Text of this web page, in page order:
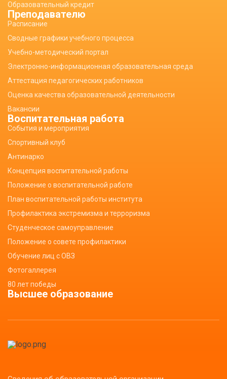
Образовательный кредит
Преподавателю
Расписание
Сводные графики учебного процесса
Учебно-методический портал
Электронно-информационная образовательная среда
Аттестация педагогических работников
Оценка качества образовательной деятельности
Вакансии
Воспитательная работа
События и мероприятия
Спортивный клуб
Антинарко
Концепция воспитательной работы
Положение о воспитательной работе
План воспитательной работы института
Профилактика экстремизма и терроризма
Студенческое самоуправление
Положение о совете профилактики
Обучение лиц с ОВЗ
Фотогаллерея
80 лет победы
Высшее образование